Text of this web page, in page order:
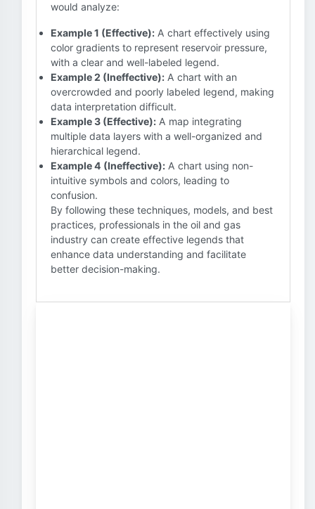
would analyze:
Example 1 (Effective): A chart effectively using
color gradients to represent reservoir pressure,
with a clear and well-labeled legend.
Example 2 (Ineffective): A chart with an
overcrowded and poorly labeled legend, making
data interpretation difficult.
Example 3 (Effective): A map integrating
multiple data layers with a well-organized and
hierarchical legend.
Example 4 (Ineffective): A chart using non-
intuitive symbols and colors, leading to
confusion.
By following these techniques, models, and best
practices, professionals in the oil and gas
industry can create effective legends that
enhance data understanding and facilitate
better decision-making.